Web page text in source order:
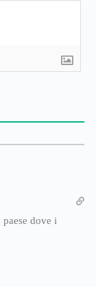
dove i